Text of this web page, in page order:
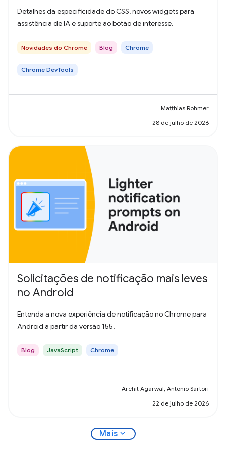
Detalhes da especificidade do CSS, novos widgets para
assistência de IA e suporte ao botão de interesse.
Novidades do Chrome Blog Chrome
Chrome DevTools
Matthias Rohmer
28 de julho de 2026
Solicitações de notificação mais leves
no Android
Entenda a nova experiência de notificação no Chrome para
Android a partir da versão 155.
Blog JavaScript Chrome
Archit Agarwal, Antonio Sartori
22 de julho de 2026
Mais expand_more